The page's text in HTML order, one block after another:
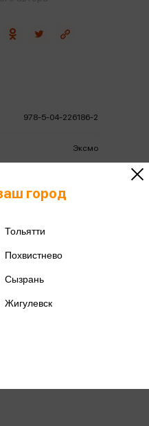
978-5-04-226186-2
Эксмо
Бестселлеры китайской
литературы
город
Тольятти
Похвистнево
Сызрань
Жигулевск